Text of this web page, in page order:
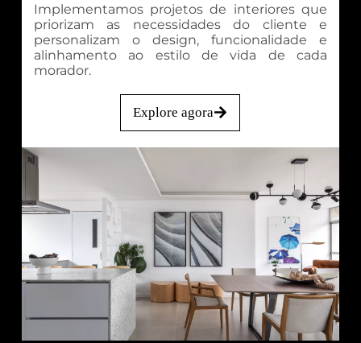
Implementamos projetos de interiores que
priorizam as necessidades do cliente e
personalizam o design, funcionalidade e
alinhamento ao estilo de vida de cada
morador.
Explore agora